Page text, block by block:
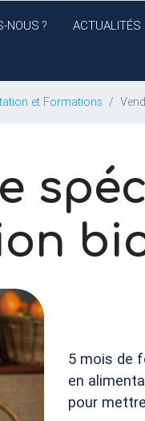
NOUS ? ACTUALITÉS
et Formations
5 mois de
en
pour